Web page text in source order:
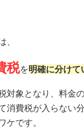
、
税を明確に分けて
対象となり、料金
消費税が入らない
ケです。